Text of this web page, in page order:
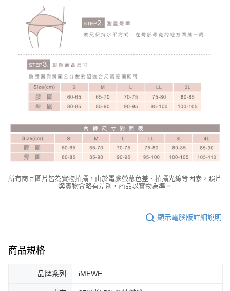
所有商品圖片皆為實物拍攝，由於電腦螢幕色差、拍攝光線等因素，照片
與實物會略有差別，商品以實物為準。
顯示電腦版詳細說明
商品規格
品牌系列 iMEWE